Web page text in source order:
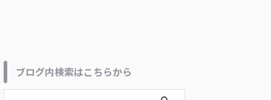
ブログ内検索はこちらから